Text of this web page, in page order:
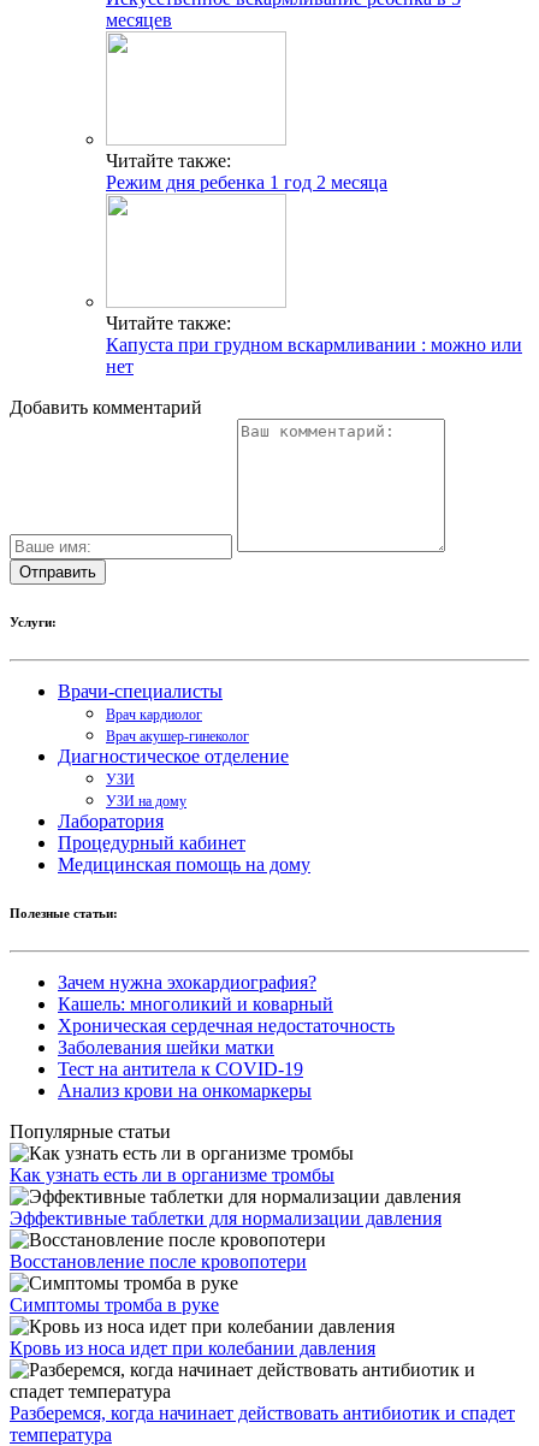
месяцев
Читайте также:
Режим дня ребенка 1 год 2 месяца
Читайте также:
Капуста при грудном вскармливании : можно или
нет
Добавить комментарий
Услуги:
Врачи-специалисты
Врач кардиолог
Врач акушер-гинеколог
Диагностическое отделение
УЗИ
УЗИ на дому
Лаборатория
Процедурный кабинет
Медицинская помощь на дому
Полезные статьи:
Зачем нужна эхокардиография?
Кашель: многоликий и коварный
Хроническая сердечная недостаточность
Заболевания шейки матки
Тест на антитела к COVID-19
Анализ крови на онкомаркеры
Популярные статьи
Как узнать есть ли в организме тромбы
Эффективные таблетки для нормализации давления
Восстановление после кровопотери
Симптомы тромба в руке
Кровь из носа идет при колебании давления
Разберемся, когда начинает действовать антибиотик и спадет
температура